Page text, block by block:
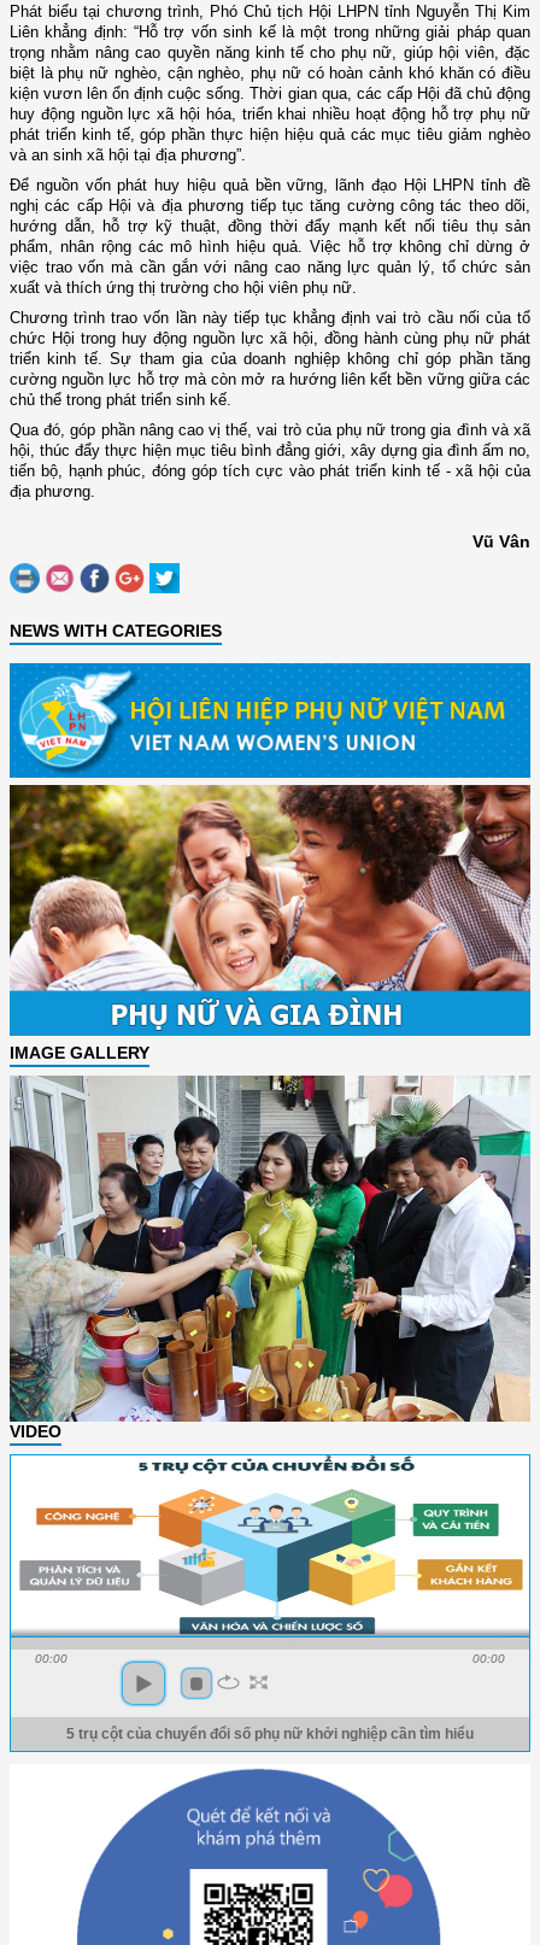
Phát biểu tại chương trình, Phó Chủ tịch Hội LHPN tỉnh Nguyễn Thị Kim
Liên khẳng định: “Hỗ trợ vốn sinh kế là một trong những giải pháp quan
trọng nhằm nâng cao quyền năng kinh tế cho phụ nữ, giúp hội viên, đặc
biệt là phụ nữ nghèo, cận nghèo, phụ nữ có hoàn cảnh khó khăn có điều
kiện vươn lên ổn định cuộc sống. Thời gian qua, các cấp Hội đã chủ động
huy động nguồn lực xã hội hóa, triển khai nhiều hoạt động hỗ trợ phụ nữ
phát triển kinh tế, góp phần thực hiện hiệu quả các mục tiêu giảm nghèo
và an sinh xã hội tại địa phương”.
Để nguồn vốn phát huy hiệu quả bền vững, lãnh đạo Hội LHPN tỉnh đề
nghị các cấp Hội và địa phương tiếp tục tăng cường công tác theo dõi,
hướng dẫn, hỗ trợ kỹ thuật, đồng thời đẩy mạnh kết nối tiêu thụ sản
phẩm, nhân rộng các mô hình hiệu quả. Việc hỗ trợ không chỉ dừng ở
việc trao vốn mà cần gắn với nâng cao năng lực quản lý, tổ chức sản
xuất và thích ứng thị trường cho hội viên phụ nữ.
Chương trình trao vốn lần này tiếp tục khẳng định vai trò cầu nối của tổ
chức Hội trong huy động nguồn lực xã hội, đồng hành cùng phụ nữ phát
triển kinh tế. Sự tham gia của doanh nghiệp không chỉ góp phần tăng
cường nguồn lực hỗ trợ mà còn mở ra hướng liên kết bền vững giữa các
chủ thể trong phát triển sinh kế.
Qua đó, góp phần nâng cao vị thế, vai trò của phụ nữ trong gia đình và xã
hội, thúc đẩy thực hiện mục tiêu bình đẳng giới, xây dựng gia đình ấm no,
tiến bộ, hạnh phúc, đóng góp tích cực vào phát triển kinh tế - xã hội của
địa phương.
Vũ Vân
NEWS WITH CATEGORIES
IMAGE GALLERY
VIDEO
00:00 00:00
5 trụ cột của chuyển đổi số phụ nữ khởi nghiệp cần tìm hiểu